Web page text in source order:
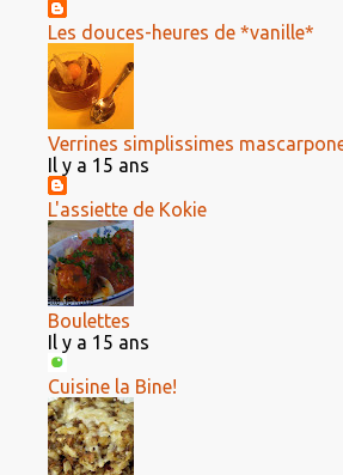
Les douces-heures de *vanille*
Verrines simplissimes
Il y a 15 ans
L'assiette de Kokie
Boulettes
Il y a 15 ans
Cuisine la Bine!